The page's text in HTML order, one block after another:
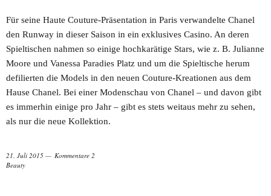
Für seine Haute Couture-Präsentation in Paris verwandelte Chanel
den Runway in dieser Saison in ein exklusives Casino. An deren
Spieltischen nahmen so einige hochkarätige Stars, wie z. B. Julianne
Moore und Vanessa Paradies Platz und um die Spieltische herum
defilierten die Models in den neuen Couture-Kreationen aus dem
Hause Chanel. Bei einer Modenschau von Chanel – und davon gibt
es immerhin einige pro Jahr – gibt es stets weitaus mehr zu sehen,
als nur die neue Kollektion.
21. Juli 2015
Kommentare 2
Beauty